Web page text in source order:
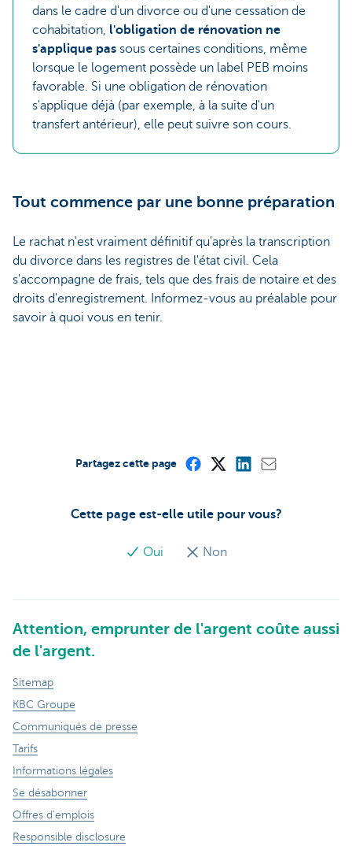
dans le cadre d'un divorce ou d'une cessation de
cohabitation, l'obligation de rénovation ne
s'applique pas sous certaines conditions, même
lorsque le logement possède un label PEB moins
favorable. Si une obligation de rénovation
s'applique déjà (par exemple, à la suite d'un
transfert antérieur), elle peut suivre son cours.
Tout commence par une bonne préparation
Le rachat n'est vraiment définitif qu'après la transcription
du divorce dans les registres de l'état civil. Cela
s'accompagne de frais, tels que des frais de notaire et des
droits d'enregistrement. Informez-vous au préalable pour
savoir à quoi vous en tenir.
Cette page est-elle utile pour vous?
Oui Non
Partagez cette page
Attention, emprunter de l'argent coûte aussi
de l'argent.
Sitemap
KBC Groupe
Communiqués de presse
Tarifs
Informations légales
Se désabonner
Offres d'emplois
Responsible disclosure